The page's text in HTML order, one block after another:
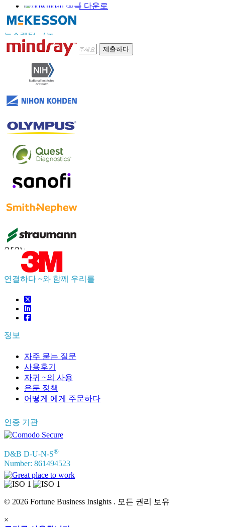
샘플 다운로
드
뉴스레터 구독
제출하다
신뢰하다 온라인
연락하다 우리를
US+1 833 909 2966 ( Toll Free )
UK +44 808 502 0280 (Toll Free )
APAC
sales@fortunebusinessinsights.com
연결하다 ~와 함께 우리를
정보
자주 묻는 질문
사용후기
자귀 ~의 사용
은둔 정책
어떻게 에게 주문하다
인증 기관
D&B D-U-N-S®
Number: 861494523
© 2026 Fortune Business Insights . 모든 권리 보유
×